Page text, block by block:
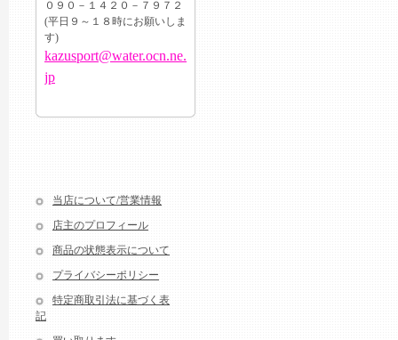
０９０－１４２０－７９７２
(平日９～１８時にお願いしま
す)
kazusport@water.ocn.ne.
jp
当店について/営業情報
店主のプロフィール
商品の状態表示について
プライバシーポリシー
特定商取引法に基づく表
記